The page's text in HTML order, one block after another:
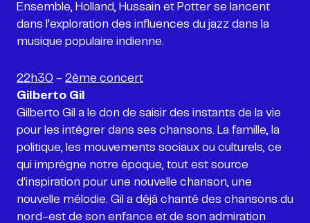
Ensemble, Holland, Hussain et Potter se lancent
dans l’exploration des influences du jazz dans la
musique populaire indienne.
22h30 - 2ème concert
Gilberto Gil
Gilberto Gil a le don de saisir des instants de la vie
pour les intégrer dans ses chansons. La famille, la
politique, les mouvements sociaux ou culturels, ce
qui imprègne notre époque, tout est source
d'inspiration pour une nouvelle chanson, une
nouvelle mélodie. Gil a déjà chanté des chansons du
nord-est de son enfance et de son admiration